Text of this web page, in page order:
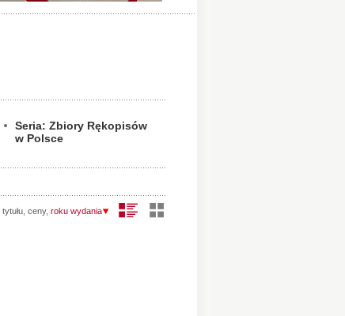
Seria: Zbiory Rękopisów
w Polsce
tytułu ceny, roku wydania